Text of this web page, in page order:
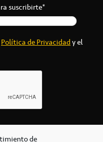
de
suscribirte*
Política de Privacidady el